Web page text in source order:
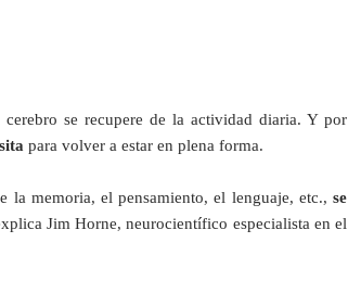
se recupere de la actividad diaria. Y por
para volver a estar en plena forma.
la memoria, el pensamiento, el lenguaje, etc., se
Jim Horne, neurocientífico especialista en el